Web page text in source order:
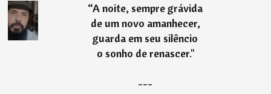
“A noite, sempre grávida
de um novo amanhecer,
guarda em seu silêncio
o sonho de renascer."
---